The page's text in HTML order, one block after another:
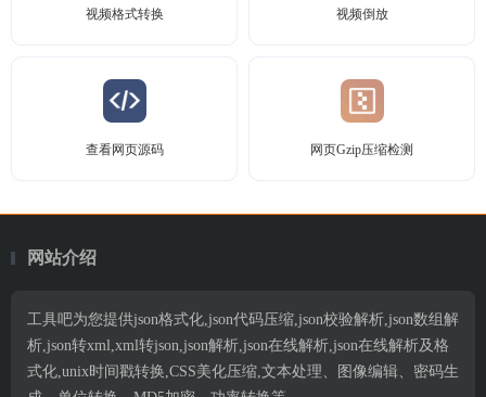
视频格式转换 视频倒放
查看网页源码 网页Gzip压缩检测
网站介绍
工具吧为您提供json格式化,json代码压缩,json校验解析,json数组解
析,json转xml,xml转json,json解析,json在线解析,json在线解析及格
式化,unix时间戳转换,CSS美化压缩,文本处理、图像编辑、密码生